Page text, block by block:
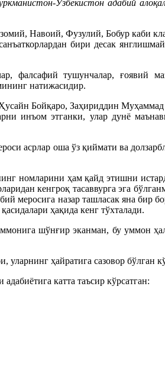
Ўзбекистон адабий
Навоий, Фузулий, Бобур каби
бири десак
фалсафий тушунчалар, ғоявий
натижасидир.
Бойқаро, Заҳириддин
инъом этганки, улар дунё
асрлар оша ўз қиймати ва
номларини ҳам қайд этишни
кенгроқ тасаввурга эга
меросига назар ташласак яна бир
ҳақида кенг тўхталади.
шўнғир эканман, бу уммон
уларнинг ҳайратига сазовор бўлган
катта таъсир кўрсатган: